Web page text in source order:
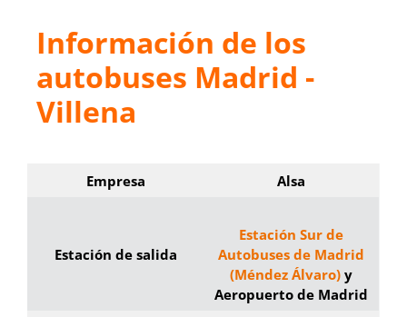
Información de los
autobuses Madrid -
Villena
Empresa Alsa
Estación de salida
Estación Sur de
Autobuses de Madrid
(Méndez Álvaro) y
Aeropuerto de Madrid